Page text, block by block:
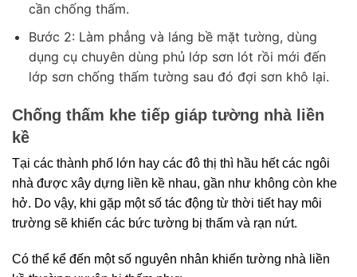
cần chống thấm.
Bước 2: Làm phẳng và láng bề mặt tường, dùng
dụng cụ chuyên dùng phủ lớp sơn lót rồi mới đến
lớp sơn chống thấm tường sau đó đợi sơn khô lại.
Chống thấm khe tiếp giáp tường nhà liền
kề
Tại các thành phố lớn hay các đô thị thì hầu hết các ngôi
nhà được xây dựng liền kề nhau, gần như không còn khe
hở. Do vậy, khi gặp một số tác động từ thời tiết hay môi
trường sẽ khiến các bức tường bị thấm và rạn nứt.
Có thể kể đến một số nguyên nhân khiến tường nhà liền